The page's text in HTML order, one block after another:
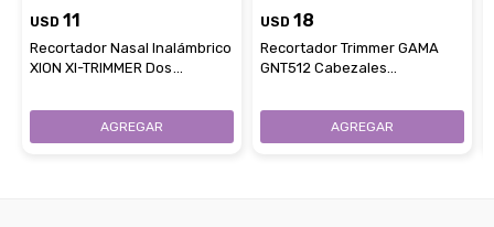
USD 11
Recortador Nasal Inalámbrico
XION XI-TRIMMER Dos
USD 18
Recortador Trimmer GAMA
GNT512 Cabezales